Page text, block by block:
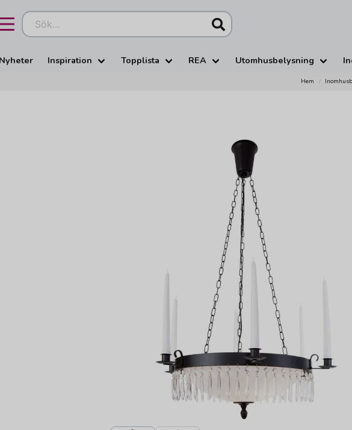
Sök...
Inspiration Topplista REA Utomhusbelysning
Hem